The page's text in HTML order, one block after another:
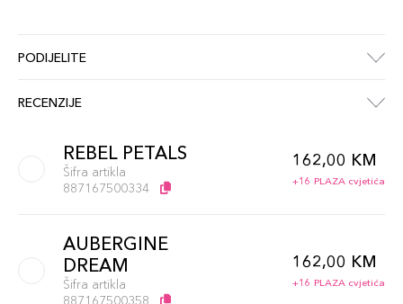
PODIJELITE
RECENZIJE
REBEL PETALS
Šifra artikla
887167500334
162,00 KM
+16 PLAZA cvjetića
AUBERGINE
DREAM
Šifra artikla
887167500358
162,00 KM
+16 PLAZA cvjetića